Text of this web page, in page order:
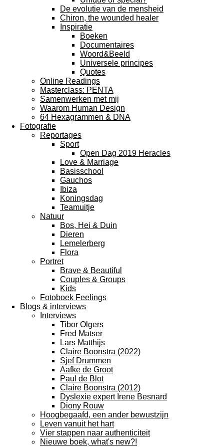
De evolutie van de mensheid
Chiron, the wounded healer
Inspiratie
Boeken
Documentaires
Woord&Beeld
Universele principes
Quotes
Online Readings
Masterclass: PENTA
Samenwerken met mij
Waarom Human Design
64 Hexagrammen & DNA
Fotografie
Reportages
Sport
Open Dag 2019 Heracles
Love & Marriage
Basisschool
Gauchos
Ibiza
Koningsdag
Teamuitje
Natuur
Bos, Hei & Duin
Dieren
Lemelerberg
Flora
Portret
Brave & Beautiful
Couples & Groups
Kids
Fotoboek Feelings
Blogs & interviews
Interviews
Tibor Olgers
Fred Matser
Lars Matthijs
Claire Boonstra (2022)
Sjef Drummen
Aafke de Groot
Paul de Blot
Claire Boonstra (2012)
Dyslexie expert Irene Besnard
Diony Rouw
Hoogbegaafd, een ander bewustzijn
Leven vanuit het hart
Vier stappen naar authenticiteit
Nieuwe boek, what's new?!